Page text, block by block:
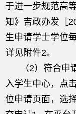
于进一步规范高
知》吉政办发［
生申请学士学位
详见附件2。
（2）符合
入学生中心，点
位申请页面，选